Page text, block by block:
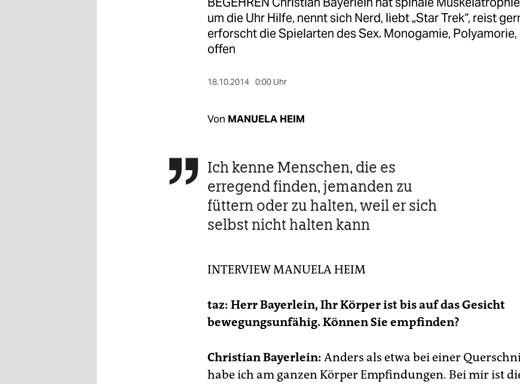
um die Uhr Hilfe, nennt sich Nerd, liebt „Star Trek“, reist
erforscht die Spielarten des Sex. Monogamie, Polyamorie,
offen
18.10.2014 0:00 Uhr
Von MANUELA HEIM
 Ich kenne Menschen, die es
erregend finden, jemanden zu
füttern oder zu halten, weil er sich
selbst nicht halten kann
INTERVIEWMANUELA HEIM
taz: Herr Bayerlein, Ihr Körper ist bis auf das Gesicht
bewegungsunfähig. Können Sie empfinden?
Christian Bayerlein: Anders als etwa bei einer
habe ich am ganzen Körper Empfindungen. Bei mir ist